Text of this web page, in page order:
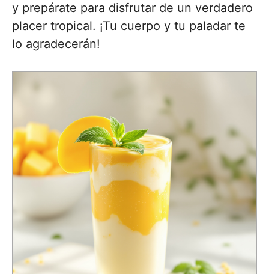
y prepárate para disfrutar de un verdadero
placer tropical. ¡Tu cuerpo y tu paladar te
lo agradecerán!